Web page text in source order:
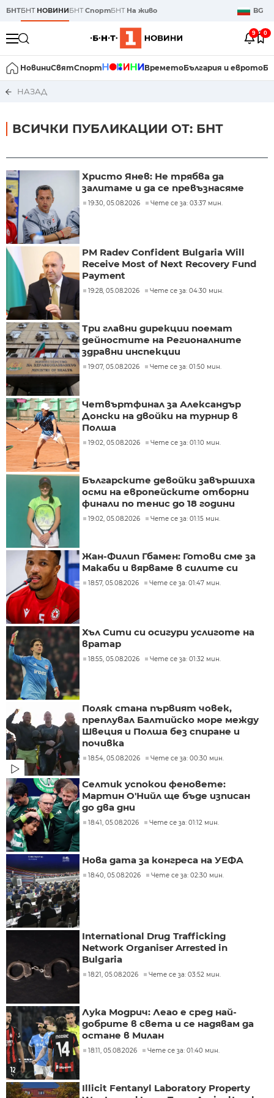
БНТБНТ НОВИНИБНТСпортБНТ На живо BG
9 0
НовиниСвятСпорт ВреметоБългария и еврото
НАЗАД
ВСИЧКИ ПУБЛИКАЦИИ ОТ: БНТ
Христо Янев: Не трябва да
залитаме и да се превъзнасяме
19:30, 05.08.2026 Чете се за: 03:37 мин.
PM Radev Confident Bulgaria Will
Receive Most of Next Recovery Fund
Payment
19:28, 05.08.2026 Чете се за: 04:30 мин.
Три главни дирекции поемат
дейностите на Регионалните
здравни инспекции
19:07, 05.08.2026 Чете се за: 01:50 мин.
Четвъртфинал за Александър
Донски на двойки на турнир в
Полша
19:02, 05.08.2026 Чете се за: 01:10 мин.
Българските девойки завършиха
осми на европейските отборни
финали по тенис до 18 години
19:02, 05.08.2026 Чете се за: 01:15 мин.
Жан-Филип Гбамен: Готови сме за
Макаби и вярваме в силите си
18:57, 05.08.2026 Чете се за: 01:47 мин.
Хъл Сити си осигури услиготе на
вратар
18:55, 05.08.2026 Чете се за: 01:32 мин.
Поляк стана първият човек,
преплувал Балтийско море между
Швеция и Полша без спиране и
почивка
18:54, 05.08.2026 Чете се за: 00:30 мин.
Селтик успокои феновете:
Мартин О'Нийл ще бъде изписан
до два дни
18:41, 05.08.2026 Чете се за: 01:12 мин.
Нова дата за конгреса на УЕФА
18:40, 05.08.2026 Чете се за: 02:30 мин.
International Drug Trafficking
Network Organiser Arrested in
Bulgaria
18:21, 05.08.2026 Чете се за: 03:52 мин.
Лука Модрич: Леао е сред най-
добрите в света и се надявам да
остане в Милан
18:11, 05.08.2026 Чете се за: 01:40 мин.
Illicit Fentanyl Laboratory Property